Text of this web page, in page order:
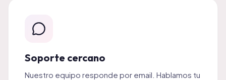
Soporte cercano
Nuestro equipo responde por email. Hablamos tu